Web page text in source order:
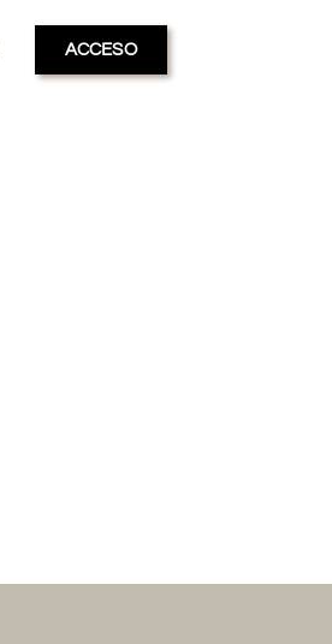
ACCESO